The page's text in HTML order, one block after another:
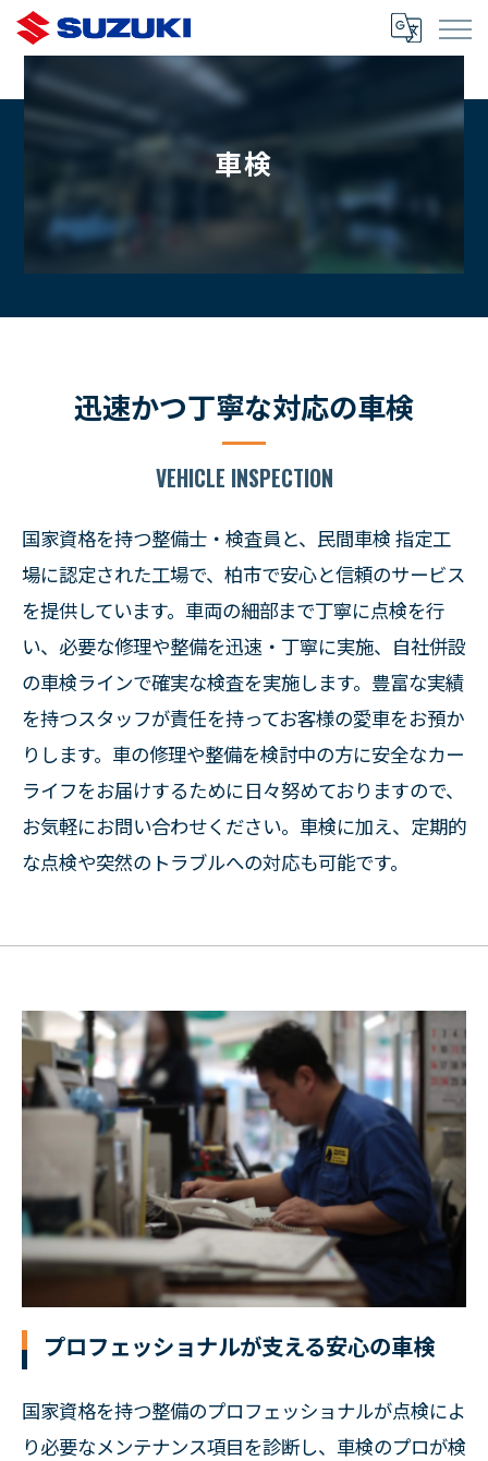
車検
迅速かつ丁寧な対応の車検
VEHICLE INSPECTION
国家資格を持つ整備士・検査員と、民間車検 指定工
場に認定された工場で、柏市で安心と信頼のサービス
を提供しています。車両の細部まで丁寧に点検を行
い、必要な修理や整備を迅速・丁寧に実施、自社併設
の車検ラインで確実な検査を実施します。豊富な実績
を持つスタッフが責任を持ってお客様の愛車をお預か
りします。車の修理や整備を検討中の方に安全なカー
ライフをお届けするために日々努めておりますので、
お気軽にお問い合わせください。車検に加え、定期的
な点検や突然のトラブルへの対応も可能です。
プロフェッショナルが支える安心の車検
国家資格を持つ整備のプロフェッショナルが点検によ
り必要なメンテナンス項目を診断し、車検のプロが検